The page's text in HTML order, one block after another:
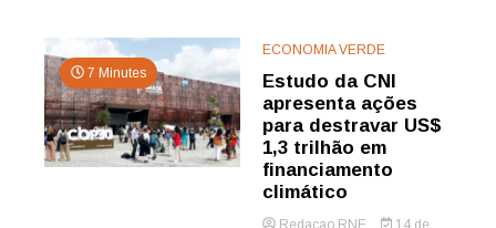
7 Minutes
ECONOMIA VERDE
Estudo da CNI
apresenta ações
para destravar US$
1,3 trilhão em
financiamento
climático
Redacao RNE 14 de